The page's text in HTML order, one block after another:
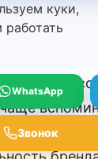
Выводы
—
— два
куки,
WhatsApp
Звонок